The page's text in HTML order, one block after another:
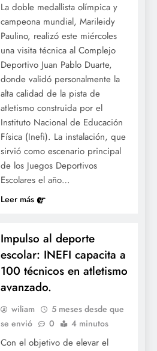
La doble medallista olímpica y
campeona mundial, Marileidy
Paulino, realizó este miércoles
una visita técnica al Complejo
Deportivo Juan Pablo Duarte,
donde validó personalmente la
alta calidad de la pista de
atletismo construida por el
Instituto Nacional de Educación
Física (Inefi). La instalación, que
sirvió como escenario principal
de los Juegos Deportivos
Escolares el año…
Leer más
Impulso al deporte
escolar: INEFI capacita a
100 técnicos en atletismo
avanzado.
wiliam
5 meses desde que
se envió
0 4 minutos
Con el objetivo de elevar el